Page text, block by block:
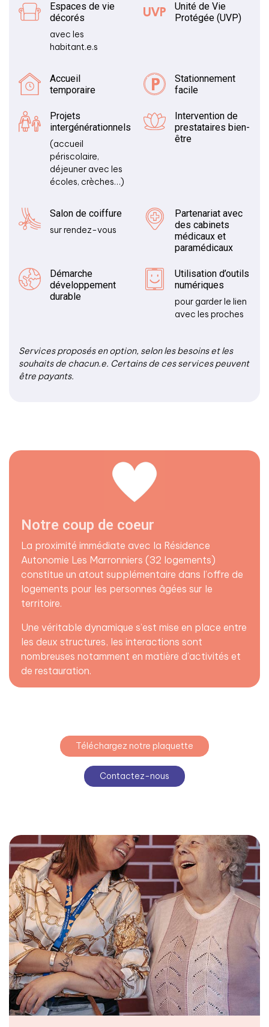
Espaces de vie
décorés
avec les
habitant.e.s
Unité de Vie
Protégée (UVP)
Accueil
temporaire
Stationnement
facile
Projets
intergénérationnels
(accueil
périscolaire,
déjeuner avec les
écoles, crèches…)
Intervention de
prestataires bien-
être
Salon de coiffure
sur rendez-vous
Partenariat avec
des cabinets
médicaux et
paramédicaux
Démarche
développement
durable
Utilisation d’outils
numériques
pour garder le lien
avec les proches
Services proposés en option, selon les besoins et les
souhaits de chacun.e. Certains de ces services peuvent
être payants.
Notre coup de coeur
La proximité immédiate avec la Résidence
Autonomie Les Marronniers (32 logements)
constitue un atout supplémentaire dans l’offre de
logements pour les personnes âgées sur le
territoire.
Une véritable dynamique s’est mise en place entre
les deux structures, les interactions sont
nombreuses notamment en matière d’activités et
de restauration.
Téléchargez notre plaquette
Contactez-nous